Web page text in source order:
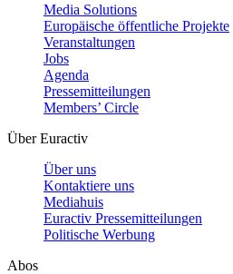
Media Solutions
Europäische öffentliche Projekte
Veranstaltungen
Jobs
Agenda
Pressemitteilungen
Members’ Circle
Über Euractiv
Über uns
Kontaktiere uns
Mediahuis
Euractiv Pressemitteilungen
Politische Werbung
Abos